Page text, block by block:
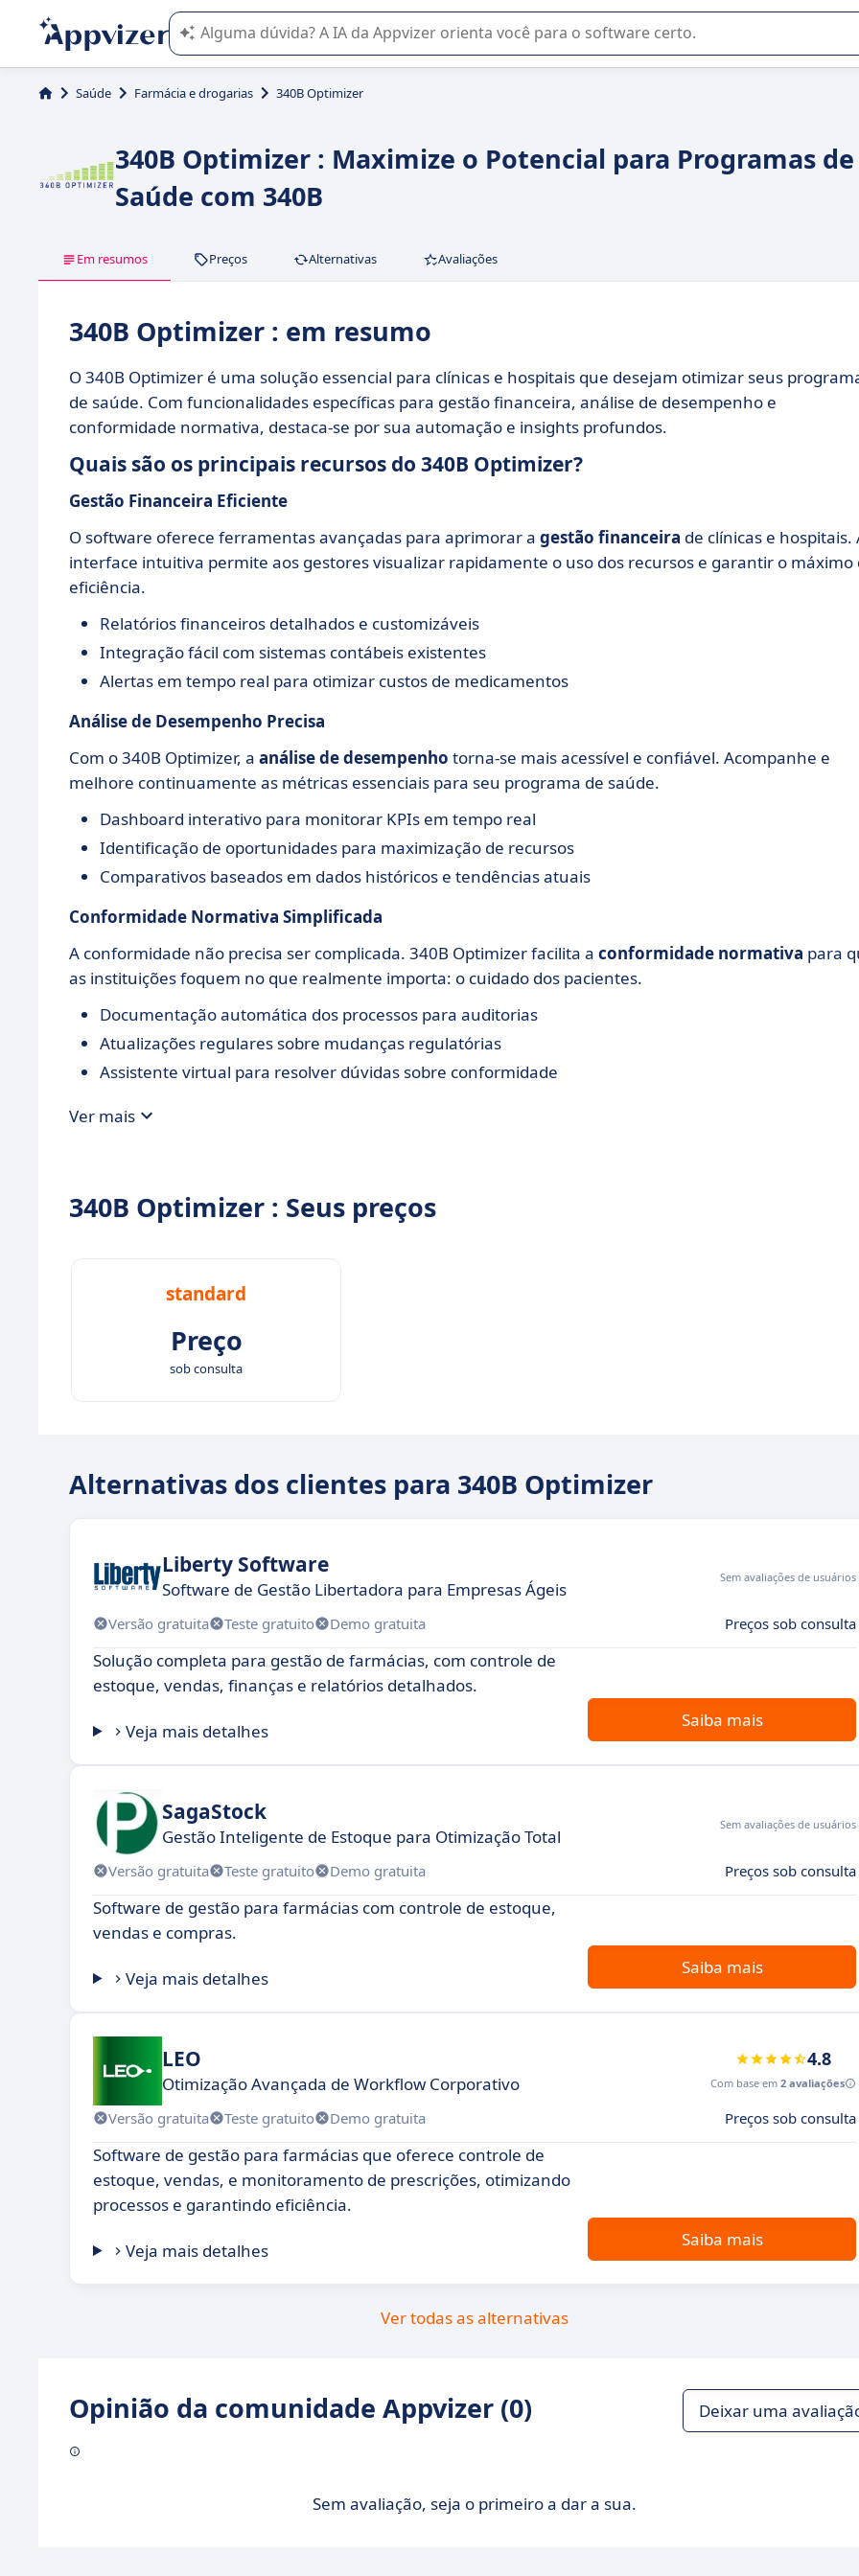
A IA do Appvizer o orienta no uso ou na seleção de software SaaS para sua empresa.
Saúde Farmácia e drogarias 340B Optimizer
340B Optimizer : Maximize o Potencial para Programas de
Saúde com 340B
Em resumos Preços Alternativas Avaliações
340B Optimizer : em resumo
O 340B Optimizer é uma solução essencial para clínicas e hospitais que desejam otimizar seus
de saúde. Com funcionalidades específicas para gestão financeira, análise de desempenho e
conformidade normativa, destaca-se por sua automação e insights profundos.
Quais são os principais recursos do 340B Optimizer?
Gestão Financeira Eficiente
O software oferece ferramentas avançadas para aprimorar a gestão financeira de clínicas e hospitais.
interface intuitiva permite aos gestores visualizar rapidamente o uso dos recursos e garantir o máximo
eficiência.
Relatórios financeiros detalhados e customizáveis
Integração fácil com sistemas contábeis existentes
Alertas em tempo real para otimizar custos de medicamentos
Análise de Desempenho Precisa
Com o 340B Optimizer, a análise de desempenho torna-se mais acessível e confiável. Acompanhe e
melhore continuamente as métricas essenciais para seu programa de saúde.
Dashboard interativo para monitorar KPIs em tempo real
Identificação de oportunidades para maximização de recursos
Comparativos baseados em dados históricos e tendências atuais
Conformidade Normativa Simplificada
A conformidade não precisa ser complicada. 340B Optimizer facilita a conformidade normativa para
as instituições foquem no que realmente importa: o cuidado dos pacientes.
Documentação automática dos processos para auditorias
Atualizações regulares sobre mudanças regulatórias
Assistente virtual para resolver dúvidas sobre conformidade
Ver mais
340B Optimizer : Seus preços
standard
Preço
sob consulta
Alternativas dos clientes para 340B Optimizer
Liberty Software
Software de Gestão Libertadora para Empresas Ágeis
Sem avaliações de usuários
Versão gratuita Teste gratuito Demo gratuita Preços sob consulta
Solução completa para gestão de farmácias, com controle de
estoque, vendas, finanças e relatórios detalhados.
Veja mais detalhes
Saiba mais
SagaStock
Gestão Inteligente de Estoque para Otimização Total
Sem avaliações de usuários
Versão gratuita Teste gratuito Demo gratuita Preços sob consulta
Software de gestão para farmácias com controle de estoque,
vendas e compras.
Veja mais detalhes
Saiba mais
LEO
Otimização Avançada de Workflow Corporativo
4.8
Com base em 2 avaliações
Versão gratuita Teste gratuito Demo gratuita Preços sob consulta
Software de gestão para farmácias que oferece controle de
estoque, vendas, e monitoramento de prescrições, otimizando
processos e garantindo eficiência.
Veja mais detalhes
Saiba mais
Ver todas as alternativas
Opinião da comunidade Appvizer (0) Deixar uma
Sem avaliação, seja o primeiro a dar a sua.